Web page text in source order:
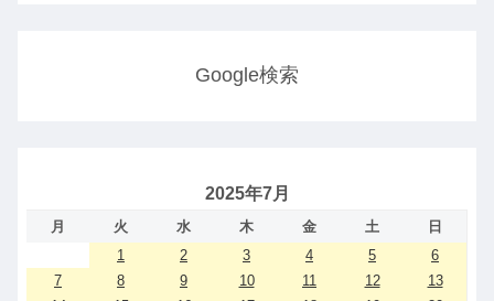
Google検索
2025年7月
月 火 水 木 金 土
日
1
2 3 4 5
6
7
8 9 10 11 12
13